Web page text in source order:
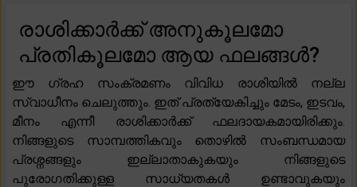
രാശിക്കാർക്ക് അനുകൂലമോ
പ്രതികൂലമോ ആയ ഫലങ്ങൾ?
ഈ ഗ്രഹ സംക്രമണം വിവിധ രാശിയിൽ നല്ല
സ്വാധീനം ചെലുത്തും. ഇത് പ്രത്യേകിച്ചും മേടം, ഇടവം,
മീനം എന്നീ രാശിക്കാർക്ക് ഫലദായകമായിരിക്കും.
നിങ്ങളുടെ സാമ്പത്തികവും തൊഴിൽ സംബന്ധമായ
പ്രശ്നങ്ങളും ഇല്ലാതാകുകയും നിങ്ങളുടെ
പുരോഗതിക്കുള്ള സാധ്യതകൾ ഉണ്ടാവുകയും